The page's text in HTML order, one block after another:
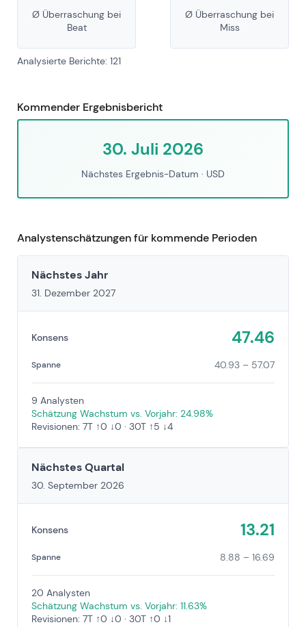
Ø Überraschung bei
Beat
Ø Überraschung bei
Miss
Analysierte Berichte: 121
Kommender Ergebnisbericht
30. Juli 2026
Nächstes Ergebnis-Datum · USD
Analystenschätzungen für kommende Perioden
Nächstes Jahr
31. Dezember 2027
Konsens 47.46
Spanne 40.93 – 57.07
9 Analysten
Schätzung Wachstum vs. Vorjahr: 24.98%
Revisionen: 7T ↑0 ↓0 · 30T ↑5 ↓4
Nächstes Quartal
30. September 2026
Konsens 13.21
Spanne 8.88 – 16.69
20 Analysten
Schätzung Wachstum vs. Vorjahr: 11.63%
Revisionen: 7T ↑0 ↓0 · 30T ↑0 ↓1